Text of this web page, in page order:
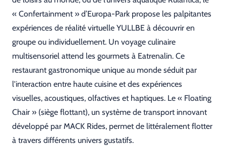
« Confertainment » d’Europa-Park propose les palpitantes
expériences de réalité virtuelle YULLBE à découvrir en
groupe ou individuellement. Un voyage culinaire
multisensoriel attend les gourmets à Eatrenalin. Ce
restaurant gastronomique unique au monde séduit par
l'interaction entre haute cuisine et des expériences
visuelles, acoustiques, olfactives et haptiques. Le « Floating
Chair » (siège flottant), un système de transport innovant
développé par MACK Rides, permet de littéralement flotter
à travers différents univers gustatifs.